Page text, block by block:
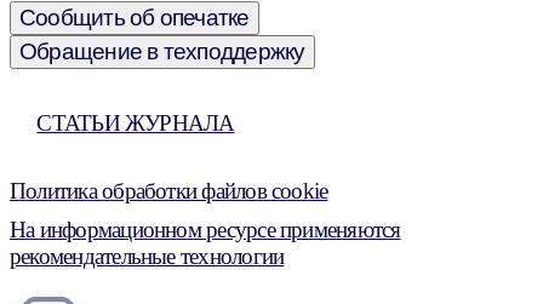
Сообщить об опечатке
Обращение в техподдержку
СТАТЬИ ЖУРНАЛА
Политика обработки файлов cookie
На информационном ресурсе применяются
рекомендательные технологии